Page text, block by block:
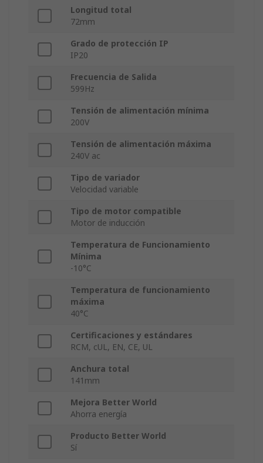
Longitud total
72mm
Grado de protección IP
IP20
Frecuencia de Salida
599Hz
Tensión de alimentación mínima
200V
Tensión de alimentación máxima
240V ac
Tipo de variador
Velocidad variable
Tipo de motor compatible
Motor de inducción
Temperatura de Funcionamiento
Mínima
-10°C
Temperatura de funcionamiento
máxima
40°C
Certificaciones y estándares
RCM, cUL, EN, CE, UL
Anchura total
141mm
Mejora Better World
Ahorra energía
Producto Better World
Sí